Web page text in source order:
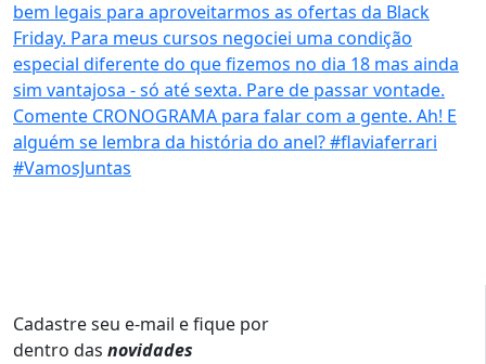
Cadastre seu e-mail e fique por
dentro das novidades